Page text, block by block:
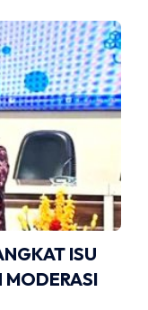
ISU
MODERASI